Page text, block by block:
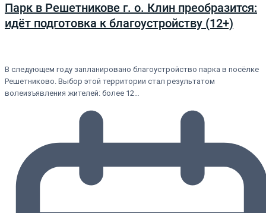
Парк в Решетникове г. о. Клин преобразится:
идёт подготовка к благоустройству (12+)
В следующем году запланировано благоустройство парка в посёлке
Решетниково. Выбор этой территории стал результатом
волеизъявления жителей: более 12…